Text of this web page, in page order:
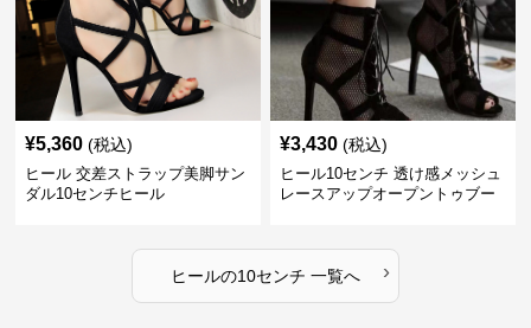
¥5,360 (税込)
ヒール 交差ストラップ美脚サン
ダル10センチヒール
¥3,430 (税込)
ヒール10センチ 透け感メッシュ
レースアップオープントゥブー
ヒールの10センチ 一覧へ ›